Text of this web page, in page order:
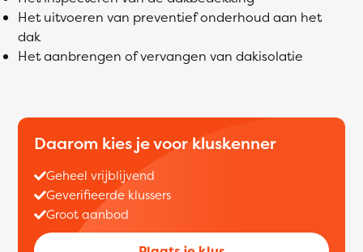
Het uitvoeren van preventief onderhoud aan het
dak
Het aanbrengen of vervangen van dakisolatie
Daarom kies je voor kluskenner
Geheel vrijblijvend
Geverifieerde klussers
Groot aanbod